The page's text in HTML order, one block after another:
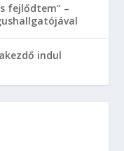
fejlődtem” –
indul